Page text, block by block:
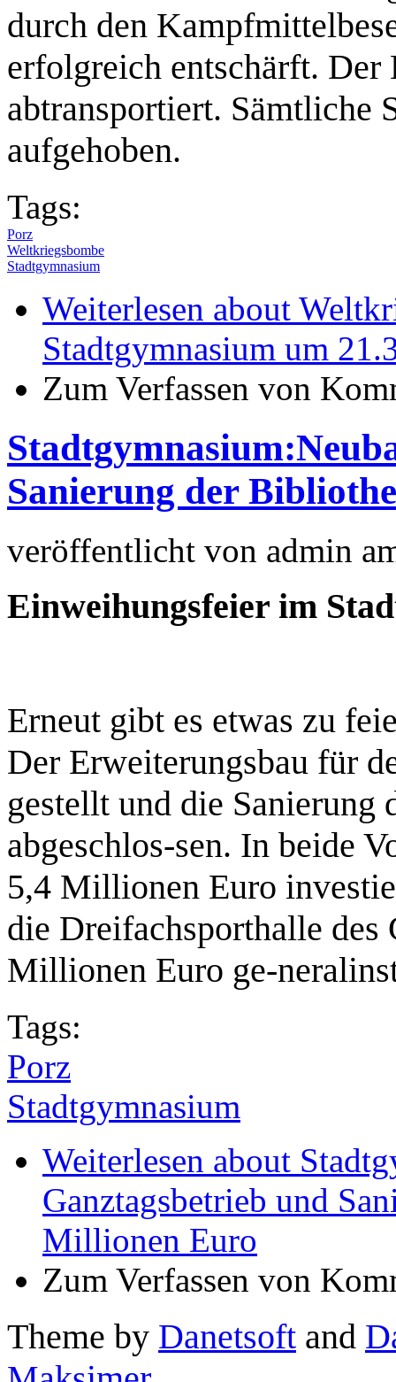
durch den
erfolgreich entschärft.
abtransportiert. Sämtliche
aufgehoben.
Tags:
Porz
Weltkriegsbombe
Stadtgymnasium
Weiterlesen about
Stadtgymnasium um
Zum Verfassen von
Sanierung der
veröffentlicht von admin
Einweihungsfeier im
Erneut gibt es etwas zu
Der Erweiterungsbau für
gestellt und die
abgeschlos-sen. In beide
5,4 Millionen Euro
die Dreifachsporthalle
Millionen Euro ge-
Tags:
Porz
Stadtgymnasium
Weiterlesen about
Ganztagsbetrieb und
Millionen Euro
Zum Verfassen von
Theme by Danetsoft and